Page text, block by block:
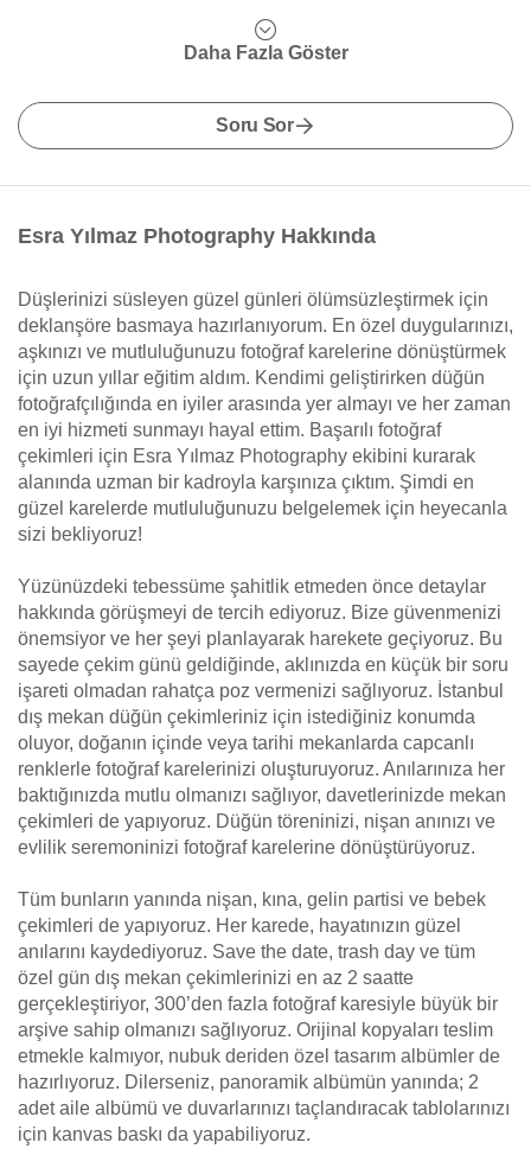
Daha Fazla Göster
Soru Sor
Esra Yılmaz Photography Hakkında
Düşlerinizi süsleyen güzel günleri ölümsüzleştirmek için
deklanşöre basmaya hazırlanıyorum. En özel duygularınızı,
aşkınızı ve mutluluğunuzu fotoğraf karelerine dönüştürmek
için uzun yıllar eğitim aldım. Kendimi geliştirirken düğün
fotoğrafçılığında en iyiler arasında yer almayı ve her zaman
en iyi hizmeti sunmayı hayal ettim. Başarılı fotoğraf
çekimleri için Esra Yılmaz Photography ekibini kurarak
alanında uzman bir kadroyla karşınıza çıktım. Şimdi en
güzel karelerde mutluluğunuzu belgelemek için heyecanla
sizi bekliyoruz!
Yüzünüzdeki tebessüme şahitlik etmeden önce detaylar
hakkında görüşmeyi de tercih ediyoruz. Bize güvenmenizi
önemsiyor ve her şeyi planlayarak harekete geçiyoruz. Bu
sayede çekim günü geldiğinde, aklınızda en küçük bir soru
işareti olmadan rahatça poz vermenizi sağlıyoruz. İstanbul
dış mekan düğün çekimleriniz için istediğiniz konumda
oluyor, doğanın içinde veya tarihi mekanlarda capcanlı
renklerle fotoğraf karelerinizi oluşturuyoruz. Anılarınıza her
baktığınızda mutlu olmanızı sağlıyor, davetlerinizde mekan
çekimleri de yapıyoruz. Düğün töreninizi, nişan anınızı ve
evlilik seremoninizi fotoğraf karelerine dönüştürüyoruz.
Tüm bunların yanında nişan, kına, gelin partisi ve bebek
çekimleri de yapıyoruz. Her karede, hayatınızın güzel
anılarını kaydediyoruz. Save the date, trash day ve tüm
özel gün dış mekan çekimlerinizi en az 2 saatte
gerçekleştiriyor, 300’den fazla fotoğraf karesiyle büyük bir
arşive sahip olmanızı sağlıyoruz. Orijinal kopyaları teslim
etmekle kalmıyor, nubuk deriden özel tasarım albümler de
hazırlıyoruz. Dilerseniz, panoramik albümün yanında; 2
adet aile albümü ve duvarlarınızı taçlandıracak tablolarınızı
için kanvas baskı da yapabiliyoruz.